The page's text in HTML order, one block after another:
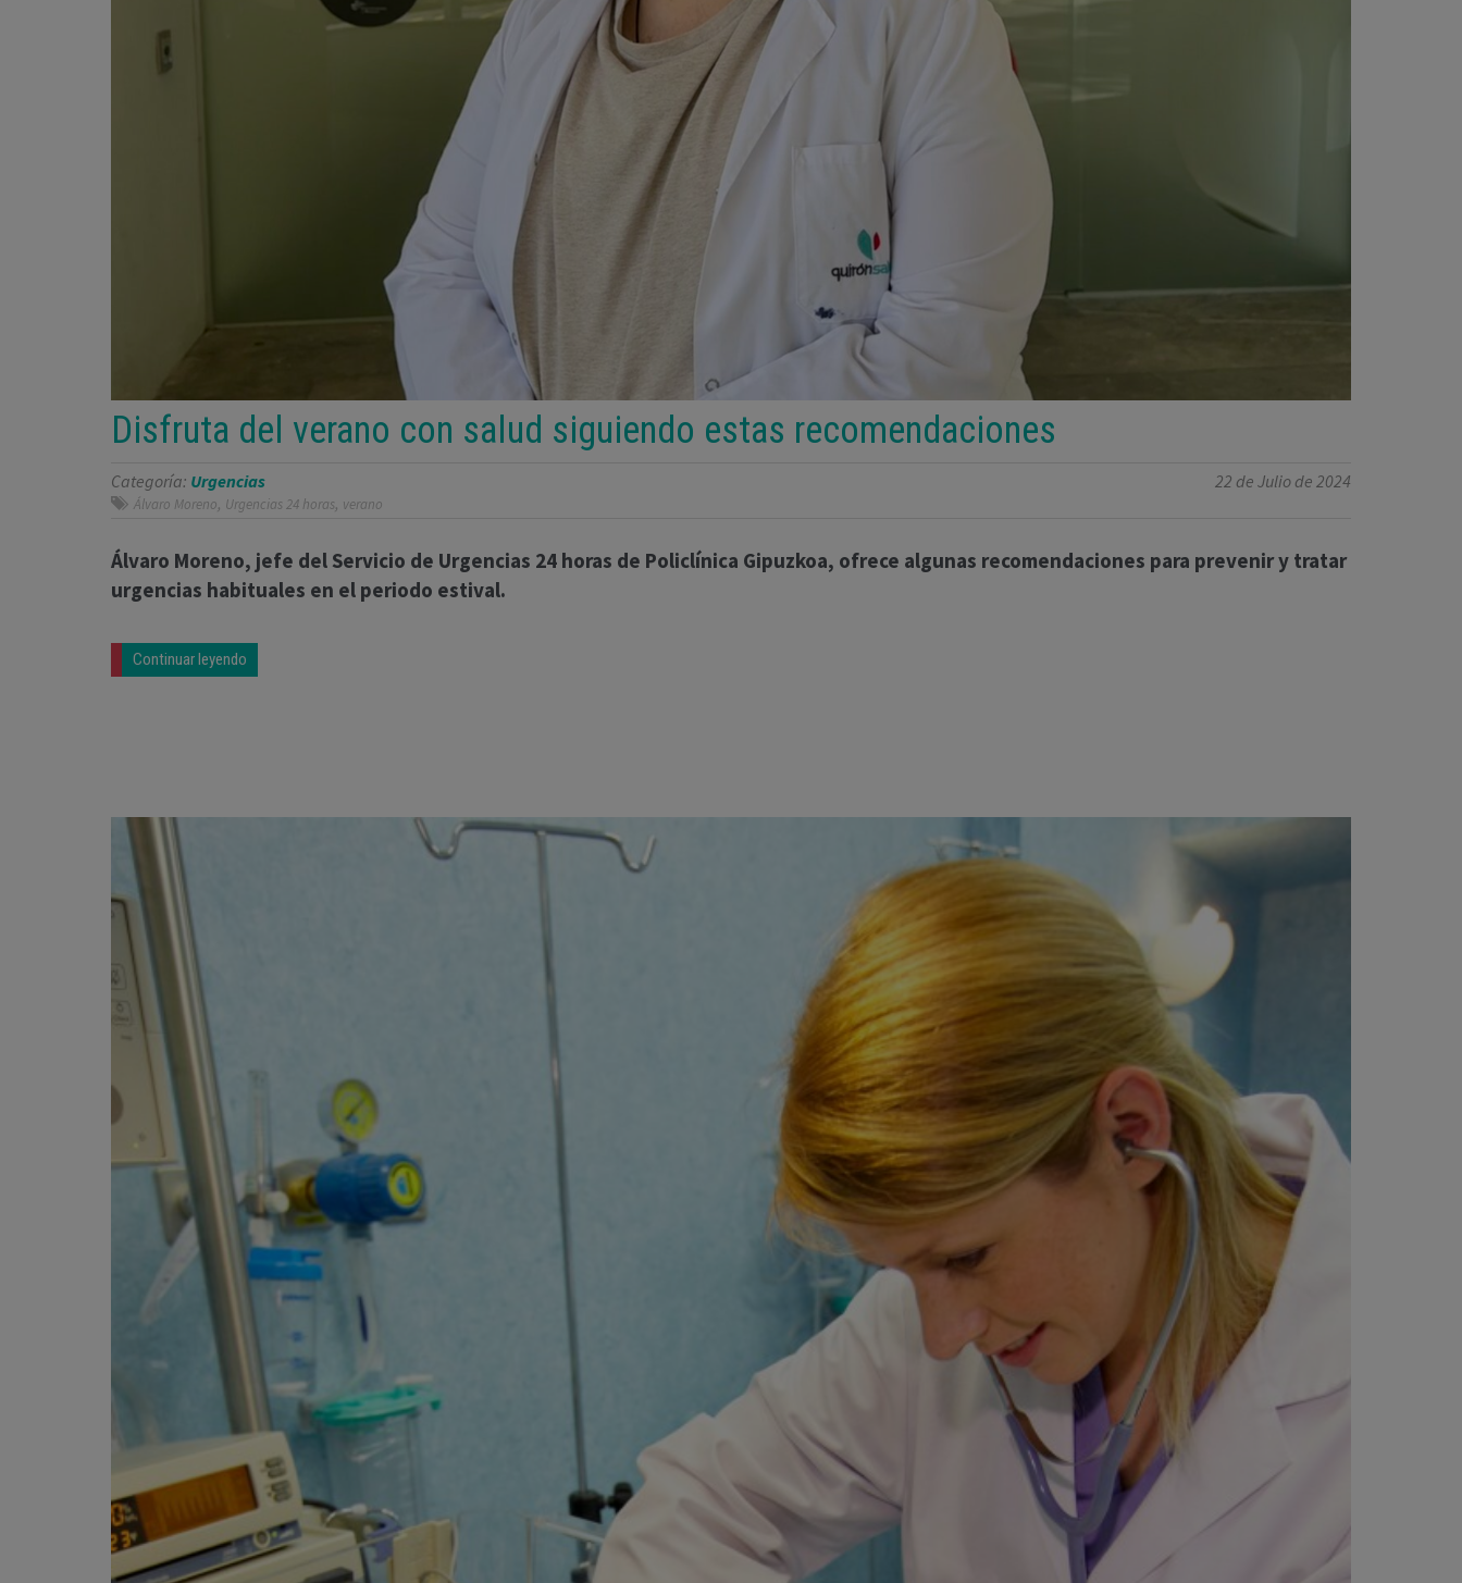
Disfruta del verano con salud siguiendo estas recomendaciones
Categoría: Urgencias 22 de Julio de 2024
Álvaro Moreno, Urgencias 24 horas, verano
Álvaro Moreno, jefe del Servicio de Urgencias 24 horas de Policlínica Gipuzkoa, ofrece algunas recomendaciones para prevenir y tratar
urgencias habituales en el periodo estival.
Continuar leyendo